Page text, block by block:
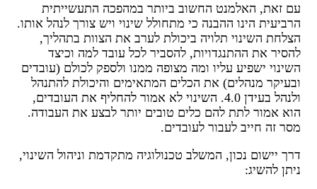
עם זאת, האלמנט החשוב ביותר במהפכה התעשייתית
הרביעית הינו ההבנה כי מתחולל שינוי ויש צורך לנהל אותו.
הצלחת השינוי תלויה ביכולת לערב את הצוות בתהליך,
להסיר את ההתנגדויות, להסביר לכל עובד למה וכיצד
השינוי ישפיע עליו ומה מצופה ממנו ולספק לכולם (עובדים
ובעיקר מנהלים) את הכלים המתאימים והיכולת להתנהל
ולנהל בעידן 4.0. השינוי לא אמור להחליף את העובדים,
הוא אמור לתת להם כלים טובים יותר לבצע את העבודה.
מסר זה חייב לעבור לעובדים.
דרך יישום נכון, המשלב טכנולוגיה מתקדמת וניהול השינוי,
ניתן להשיג: